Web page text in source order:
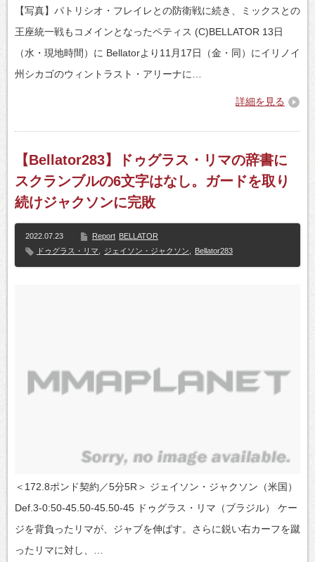
【写真】パトリシオ・フレイレとの防衛戦に続き、ミックスとの
王座統一戦もコメインとなったペティス (C)BELLATOR 13日
（水・現地時間）に Bellatorより11月17日（金・同）にイリノイ
州シカゴのウィントラスト・アリーナに…
詳細を見る
【Bellator283】ドゥグラス・リマの辞書に
スクランブルの6文字はなし。ガードを取り
続けジャクソンに完敗
2022.07.23 Report BELLATOR
ドゥグラス・リマ
ジェイソン・ジャクソン Bellator283
＜172.8ポンド契約／5分5R＞ ジェイソン・ジャクソン（米国）
Def.3-0:50-45.50-45.50-45 ドゥグラス・リマ（ブラジル） ケー
ジを背負ったリマが、ジャブを伸ばす。さらに鋭い右カーフを蹴
ったリマに対し、…